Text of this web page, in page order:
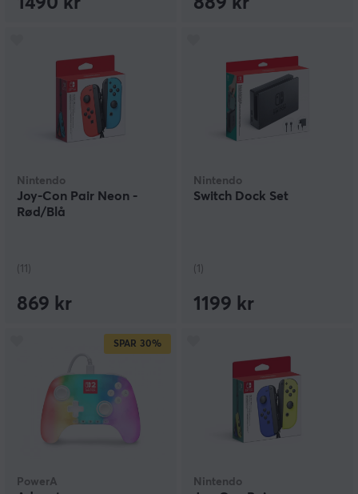
Nintendo
Joy-Con Pair Neon -
Rød/Blå
(11)
869 kr
Nintendo
Switch Dock Set
(1)
1199 kr
SPAR 30%
PowerA Nintendo